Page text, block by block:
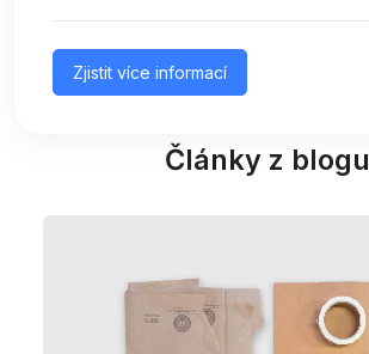
Zjistit více informací
Články z blogu